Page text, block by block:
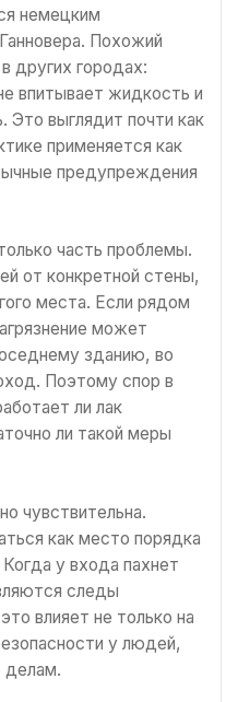
немецким
Похожий
других городах:
впитывает жидкость и
Это выглядит почти как
применяется как
предупреждения
часть проблемы.
от конкретной стены,
места. Если рядом
может
зданию, во
Поэтому спор в
ли лак
ли такой меры
чувствительна.
как место порядка
у входа пахнет
следы
влияет не только на
у людей,
делам.